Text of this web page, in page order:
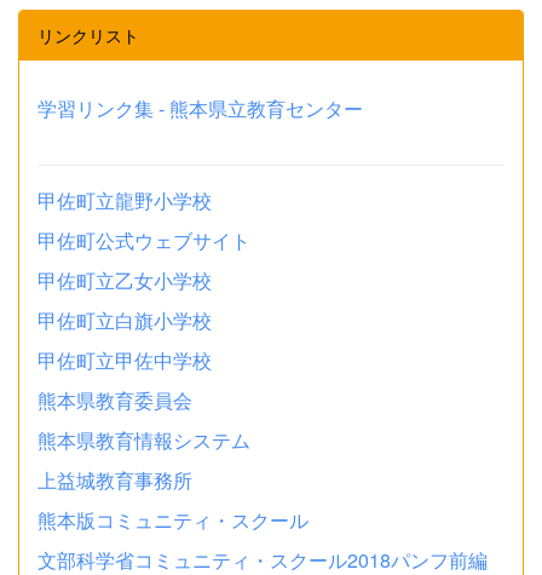
リンクリスト
学習リンク集 - 熊本県立教育センター
甲佐町立龍野小学校
甲佐町公式ウェブサイト
甲佐町立乙女小学校
甲佐町立白旗小学校
甲佐町立甲佐中学校
熊本県教育委員会
熊本県教育情報システム
上益城教育事務所
熊本版コミュニティ・スクール
文部科学省コミュニティ・スクール2018パンフ前編